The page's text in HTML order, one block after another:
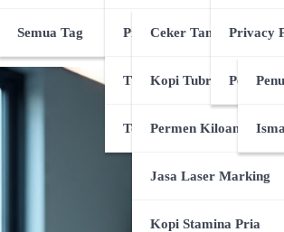
Semua Tag Produk Shopee
Ceker Tanpa Tulang
Kopi Tubruk
Permen Kiloan
Jasa Laser Marking
Kopi Stamina Pria
TikTok Shop
Tokopedia
Privacy